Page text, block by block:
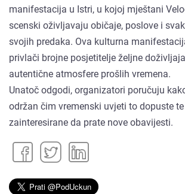
manifestacija u Istri, u kojoj mještani
scenski oživljavaju običaje, poslove i
svojih predaka. Ova kulturna
privlači brojne posjetitelje željne
autentične atmosfere prošlih vremena.
Unatoč odgodi, organizatori poručuju
održan čim vremenski uvjeti to dopuste
zainteresirane da prate nove obavijesti.